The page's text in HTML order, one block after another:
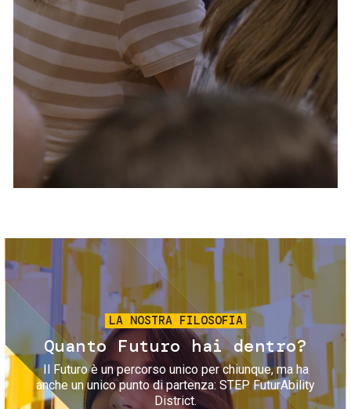
Servizi e accessibilità
Contatti
FAQ
Biglietti
Immagine
LA NOSTRA FILOSOFIA
Quanto Futuro hai dentro?
Il Futuro è un percorso unico per chiunque, ma ha
anche un unico punto di partenza: STEP FuturAbility
District.